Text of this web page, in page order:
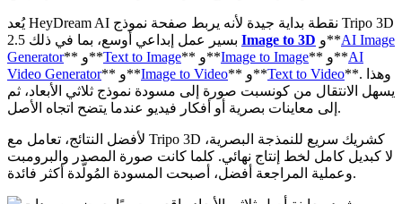
يُعد HeyDream AI نقطة بداية جيدة لأنه يربط صفحة نموذج Tripo 3D
Image to 3D و**AI Image
Generator
** و**Text to Image ** و**Image to Image ** و**AI
Video Generator
** و**Image to Video ** و**Text to Video**. وهذا
يسهل الانتقال من كونسبت صورة إلى مسودة نموذج ثلاثي الأبعاد، ثم
إلى معاينات بصرية أو أفكار فيديو عندما يتضح اتجاه الأصل.
لأفضل النتائج، تعامل مع Tripo 3D كشريك سريع للنمذجة البصرية،
لا كبديل كامل لخط إنتاج نهائي. كلما كانت صورة المصدر والبرومبت
وعملية المراجعة أفضل، أصبحت المسودة المُولَّدة أكثر فائدة.